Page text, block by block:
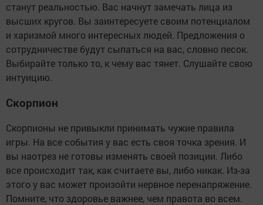
станут реальностью. Вас начнут замечать лица из
высших кругов. Вы заинтересуете своим потенциалом
и харизмой много интересных людей. Предложения о
сотрудничестве будут сыпаться на вас, словно песок.
Выбирайте только то, к чему вас тянет. Слушайте свою
интуицию.
Скорпион
Скорпионы не привыкли принимать чужие правила
игры. На все события у вас есть своя точка зрения. И
вы наотрез не готовы изменять своей позиции. Либо
все происходит так, как считаете вы, либо никак. Из-за
этого у вас может произойти нервное перенапряжение.
Помните, что здоровье важнее, чем правота во всем.